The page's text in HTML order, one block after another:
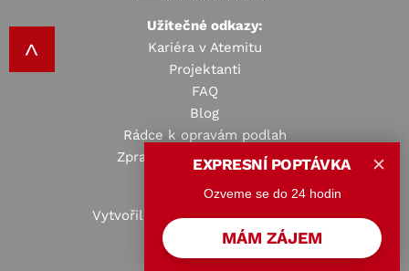
✕
EXPRESNÍ POPTÁVKA
Ozveme se do 24 hodin
MÁM ZÁJEM
Užitečné odkazy:
Kariéra v Atemitu
Projektanti
FAQ
Blog
Rádce k opravám podlah
Zpracování osobních údajů
Vytvořila online agenturaKREJTA.